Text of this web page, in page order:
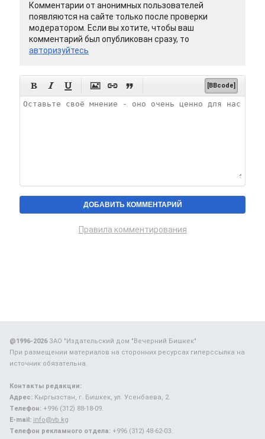
Комментарии от анонимных пользователей
появляются на сайте только после проверки
модератором. Если вы хотите, чтобы ваш
комментарий был опубликован сразу, то
авторизуйтесь
      [BBcode]
Правила комментирования
@1996-2026ЗАО "Издательский дом "Вечерний Бишкек"
При размещении материалов на сторонних ресурсах гиперссылка на
источник обязательна.
Контакты редакции:
Адрес: Кыргызстан, г. Бишкек, ул. Усенбаева, 2.
Телефон: +996 (312) 88-18-09.
E-mail: info@vb.kg
Телефон рекламного отдела: +996 (312) 48-62-03.